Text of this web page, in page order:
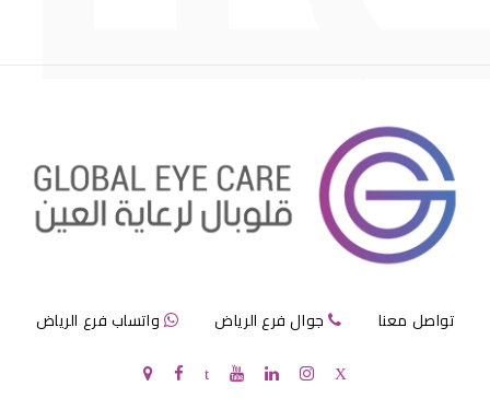
قرنية الصناعية
تواصل معنا جوال فرع الرياض واتساب فرع الرياض